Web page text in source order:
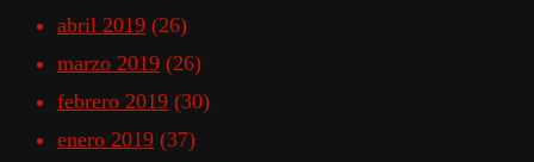
abril 2019 (26)
marzo 2019 (26)
febrero 2019 (30)
enero 2019 (37)